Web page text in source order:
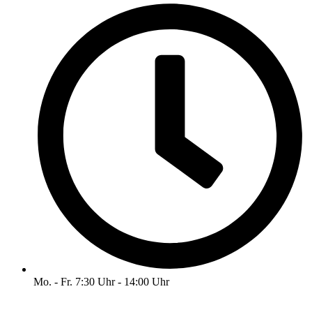
Mo. - Fr. 7:30 Uhr - 14:00 Uhr